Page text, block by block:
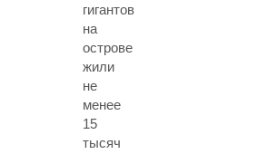
гигантов
на
острове
жили
не
менее
15
тысяч